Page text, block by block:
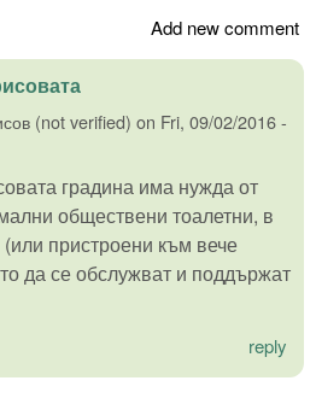
Add new comment
(not verified) on Fri, 09/02/2016 -
градина има нужда от
обществени тоалетни, в
пристроени към вече
да се обслужват и поддържат
reply